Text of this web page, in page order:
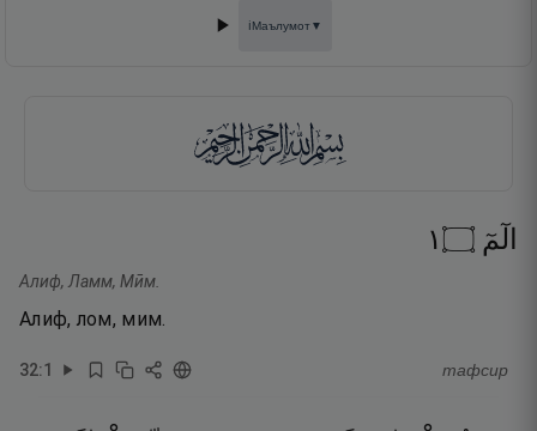
ℹ️Маълумот▼
الٓمٓ ۝١
Алиф, Ламм, Мӣм.
Алиф, лом, мим.
32:1 тафсир